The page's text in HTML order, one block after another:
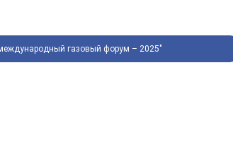
газовый форум – 2025"